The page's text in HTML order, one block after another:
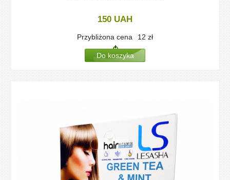
150 UAH
Przybliżona cena 12 zł